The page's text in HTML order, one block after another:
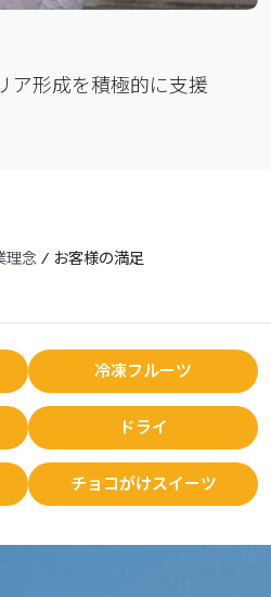
ア形成を積極的に支援
理念⁄ お客様の満足
冷凍フルーツ
ドライ
チョコがけスイーツ